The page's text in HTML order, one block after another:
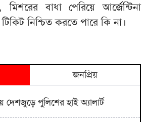
বাধা পেরিয়ে আর্জেন্টিনা
নিশ্চিত করতে পারে কি না।
জনপ্রিয়
দেশজুড়ে পুলিশের হাই অ্যালার্ট